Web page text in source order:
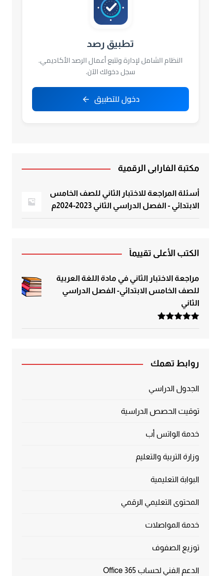
تطبيق رصد
النظام الشامل لإدارة وتتبع أعمال الرصد الأكاديمي.
سجل دخولك الآن.
دخول للتطبيق
مكتبة الفارابي الرقمية
أسئلة المراجعة للاختبار الثاني للصف الخامس
الابتدائي - الفصل الدراسي الثاني 2023-2024م
الكتب الأعلى تقييماً
مراجعة الاختبار الثاني في مادة اللغة العربية
للصف الخامس الابتدائي- الفصل الدراسي
الثاني
تم التقييم
روابط تهمك
الجدول الدراسي
توقيت الحصص الدراسية
خدمة الواتس أب
وزارة التربية والتعليم
البوابة التعليمية
المحتوى التعليمي الرقمي
خدمة المواصلات
توزيع الصفوف
الدعم الفني لحساب Office 365